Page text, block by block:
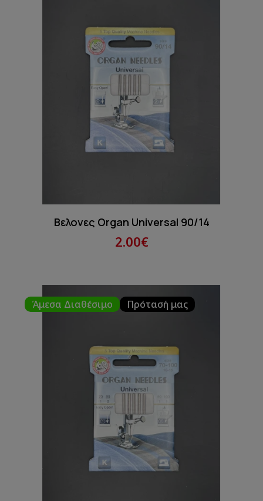
Βελονες Organ Universal 90/14
2.00€
Άμεσα Διαθέσιμο Πρότασή μας